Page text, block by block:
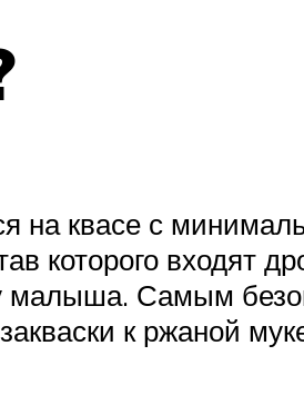
на квасе с
которого входят
малыша. Самым
к ржаной